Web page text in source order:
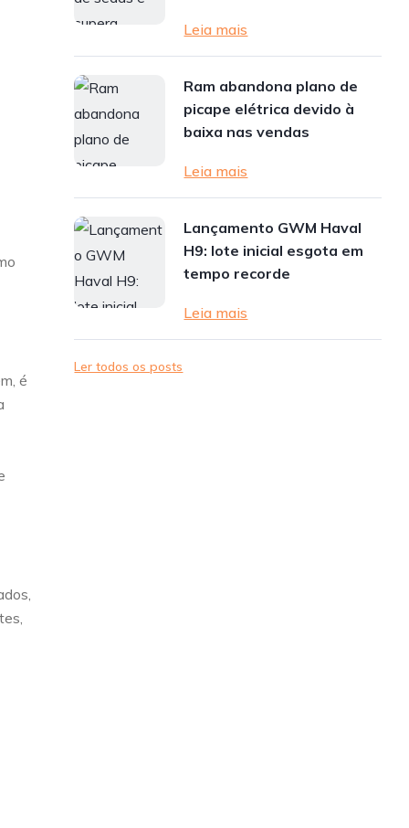
é
Leia mais
Ram abandona plano de
picape elétrica devido à
baixa nas vendas
Leia mais
Lançamento GWM Haval
H9: lote inicial esgota em
tempo recorde
Leia mais
Ler todos os posts